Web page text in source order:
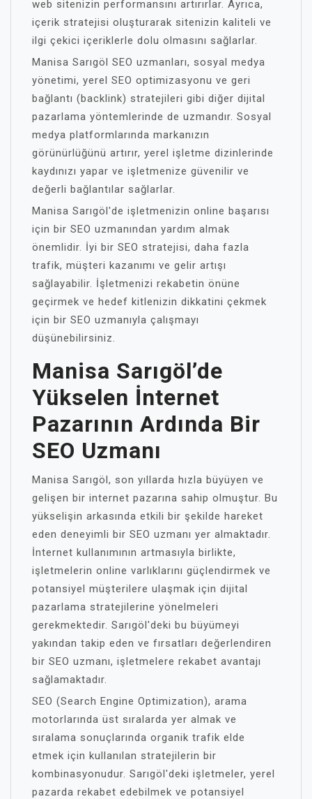
web sitenizin performansını artırırlar. Ayrıca,
içerik stratejisi oluşturarak sitenizin kaliteli ve
ilgi çekici içeriklerle dolu olmasını sağlarlar.
Manisa Sarıgöl SEO uzmanları, sosyal medya
yönetimi, yerel SEO optimizasyonu ve geri
bağlantı (backlink) stratejileri gibi diğer dijital
pazarlama yöntemlerinde de uzmandır. Sosyal
medya platformlarında markanızın
görünürlüğünü artırır, yerel işletme dizinlerinde
kaydınızı yapar ve işletmenize güvenilir ve
değerli bağlantılar sağlarlar.
Manisa Sarıgöl'de işletmenizin online başarısı
için bir SEO uzmanından yardım almak
önemlidir. İyi bir SEO stratejisi, daha fazla
trafik, müşteri kazanımı ve gelir artışı
sağlayabilir. İşletmenizi rekabetin önüne
geçirmek ve hedef kitlenizin dikkatini çekmek
için bir SEO uzmanıyla çalışmayı
düşünebilirsiniz.
Manisa Sarıgöl’de
Yükselen İnternet
Pazarının Ardında Bir
SEO Uzmanı
Manisa Sarıgöl, son yıllarda hızla büyüyen ve
gelişen bir internet pazarına sahip olmuştur. Bu
yükselişin arkasında etkili bir şekilde hareket
eden deneyimli bir SEO uzmanı yer almaktadır.
İnternet kullanımının artmasıyla birlikte,
işletmelerin online varlıklarını güçlendirmek ve
potansiyel müşterilere ulaşmak için dijital
pazarlama stratejilerine yönelmeleri
gerekmektedir. Sarıgöl'deki bu büyümeyi
yakından takip eden ve fırsatları değerlendiren
bir SEO uzmanı, işletmelere rekabet avantajı
sağlamaktadır.
SEO (Search Engine Optimization), arama
motorlarında üst sıralarda yer almak ve
sıralama sonuçlarında organik trafik elde
etmek için kullanılan stratejilerin bir
kombinasyonudur. Sarıgöl'deki işletmeler, yerel
pazarda rekabet edebilmek ve potansiyel